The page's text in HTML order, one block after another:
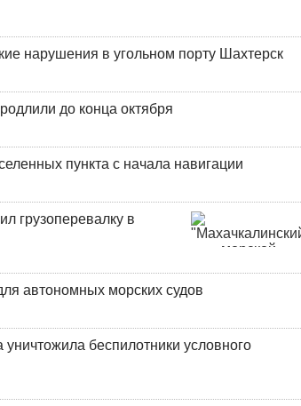
нарушения в угольном порту Шахтерск
до конца октября
пункта с начала навигации
грузоперевалку в
автономных морских судов
беспилотники условного